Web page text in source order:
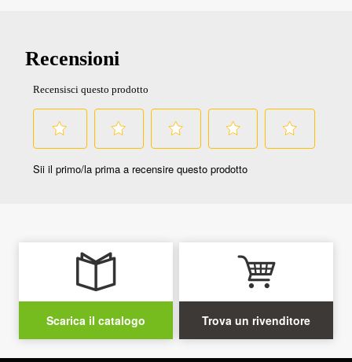
Scarica il catalogo Trova un rivenditore